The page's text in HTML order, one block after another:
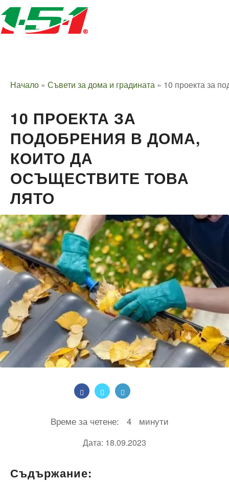
Начало » Съвети за дома и градината » 10 проекта за
10 ПРОЕКТА ЗА
ПОДОБРЕНИЯ В ДОМА,
КОИТО ДА
ОСЪЩЕСТВИТЕ ТОВА
ЛЯТО
Време за четене: 4 минути
Дата: 18.09.2023
Съдържание: